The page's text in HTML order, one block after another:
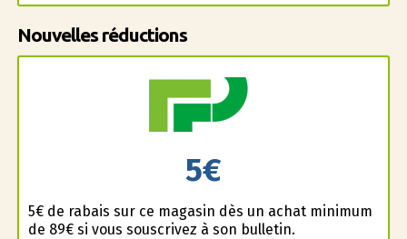
Nouvelles réductions
5€
5€ de rabais sur ce magasin dès un achat minimum
de 89€ si vous souscrivez à son bulletin.